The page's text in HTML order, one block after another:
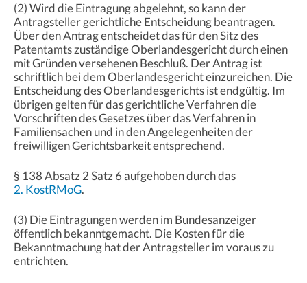
(2) Wird die Eintragung abgelehnt, so kann der
Antragsteller gerichtliche Entscheidung beantragen.
Über den Antrag entscheidet das für den Sitz des
Patentamts zuständige Oberlandesgericht durch einen
mit Gründen versehenen Beschluß. Der Antrag ist
schriftlich bei dem Oberlandesgericht einzureichen. Die
Entscheidung des Oberlandesgerichts ist endgültig. Im
übrigen gelten für das gerichtliche Verfahren die
Vorschriften des Gesetzes über das Verfahren in
Familiensachen und in den Angelegenheiten der
freiwilligen Gerichtsbarkeit entsprechend.
§ 138 Absatz 2 Satz 6 aufgehoben durch das
2. KostRMoG.
(3) Die Eintragungen werden im Bundesanzeiger
öffentlich bekanntgemacht. Die Kosten für die
Bekanntmachung hat der Antragsteller im voraus zu
entrichten.